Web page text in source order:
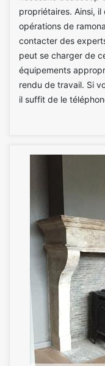
propriétaires. Ainsi,
opérations de
contacter des
peut se charger de
équipements
rendu de travail. Si
il suffit de le